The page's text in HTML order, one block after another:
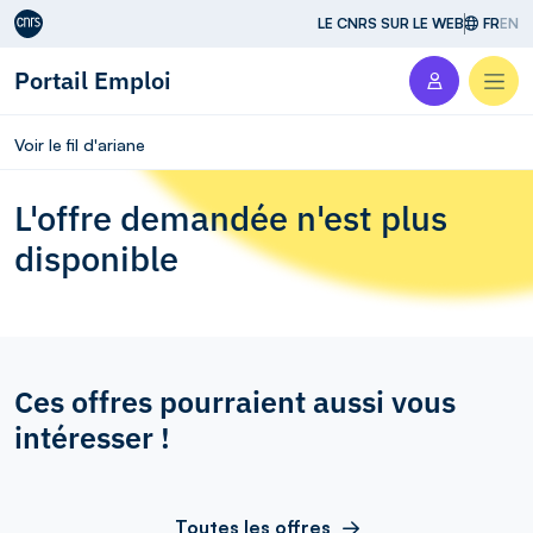
Aller au contenu LE CNRS SUR LE WEB FREN
Portail Emploi
Voir le fil d'ariane
L'offre demandée n'est plus
disponible
Ces offres pourraient aussi vous
intéresser !
Toutes les offres